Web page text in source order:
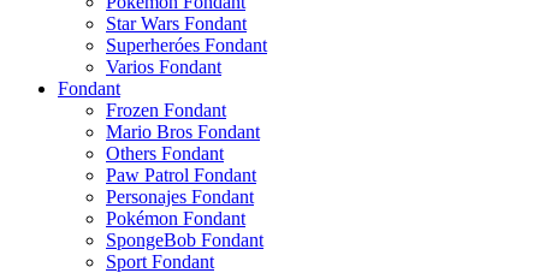
Star Wars Fondant
Superheróes Fondant
Varios Fondant
Fondant
Frozen Fondant
Mario Bros Fondant
Others Fondant
Paw Patrol Fondant
Personajes Fondant
Pokémon Fondant
SpongeBob Fondant
Sport Fondant